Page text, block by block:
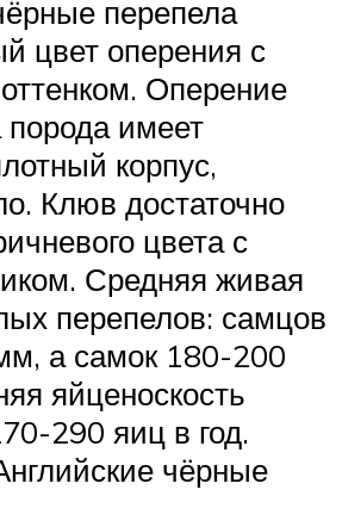
перепела
цвет оперения с
Оперение
имеет
корпус,
Клюв достаточно
цвета с
Средняя живая
перепелов: самцов
а самок 180-200
яйценоскость
290 яиц в год.
чёрные